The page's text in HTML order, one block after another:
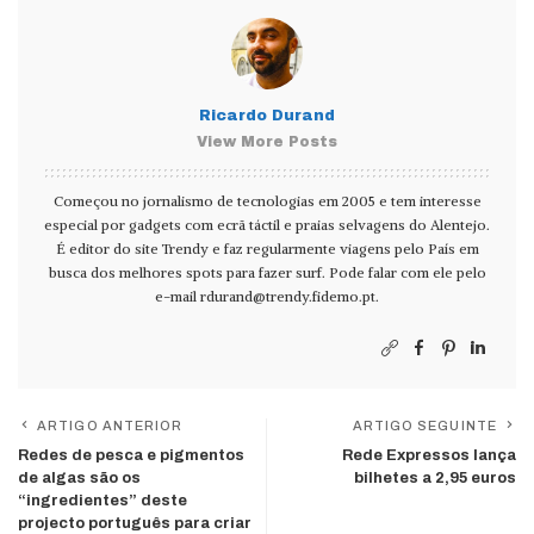
Ricardo Durand
View More Posts
Começou no jornalismo de tecnologias em 2005 e tem interesse
especial por gadgets com ecrã táctil e praias selvagens do Alentejo.
É editor do site Trendy e faz regularmente viagens pelo País em
busca dos melhores spots para fazer surf. Pode falar com ele pelo
e-mail rdurand@trendy.fidemo.pt.
ARTIGO ANTERIOR
Redes de pesca e pigmentos
de algas são os
“ingredientes” deste
projecto português para criar
ARTIGO SEGUINTE
Rede Expressos lança
bilhetes a 2,95 euros